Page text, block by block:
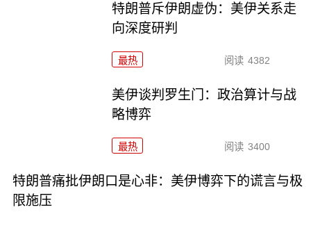
特朗普斥伊朗虚伪：美伊关系走
向深度研判
最热 阅读 4382
美伊谈判罗生门：政治算计与战
略博弈
最热 阅读 3400
特朗普痛批伊朗口是心非：美伊博弈下的谎言与极
限施压